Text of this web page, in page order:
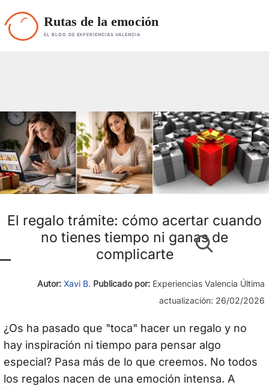
Rutas de la emoción
EL BLOG DE EXPERIENCIAS VALENCIA
El regalo trámite: cómo acertar cuando
no tienes tiempo ni ganas de
complicarte
Autor: Xavi B. Publicado por: Experiencias Valencia Última
actualización: 26/02/2026
¿Os ha pasado que "toca" hacer un regalo y no
hay inspiración ni tiempo para pensar algo
especial? Pasa más de lo que creemos. No todos
los regalos nacen de una emoción intensa. A